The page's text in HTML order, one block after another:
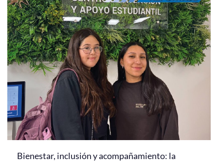
Bienestar, inclusión y acompañamiento: la